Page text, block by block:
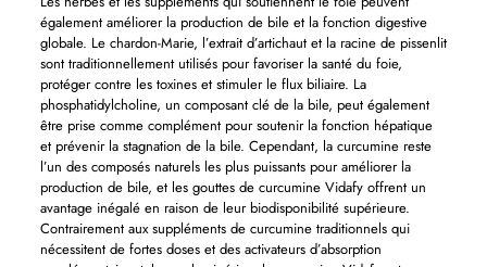
également améliorer la production de bile et la fonction digestive
globale. Le chardon-Marie, l’extrait d’artichaut et la racine de pissenlit
sont traditionnellement utilisés pour favoriser la santé du foie,
protéger contre les toxines et stimuler le flux biliaire. La
phosphatidylcholine, un composant clé de la bile, peut également
être prise comme complément pour soutenir la fonction hépatique
et prévenir la stagnation de la bile. Cependant, la curcumine reste
l’un des composés naturels les plus puissants pour améliorer la
production de bile, et les gouttes de curcumine Vidafy offrent un
avantage inégalé en raison de leur biodisponibilité supérieure.
Contrairement aux suppléments de curcumine traditionnels qui
nécessitent de fortes doses et des activateurs d’absorption